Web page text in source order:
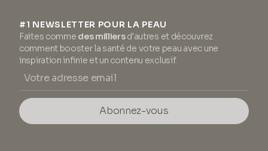
#1 NEWSLETTER POUR LA PEAU
Faites comme des milliersd'autres et découvrez
comment booster la santé de votre peau avec une
inspiration infinie et un contenu exclusif.
Abonnez-vous